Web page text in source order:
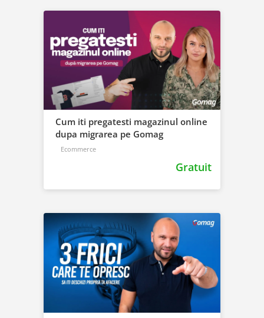
Cum iti pregatesti magazinul online
dupa migrarea pe Gomag
Ecommerce
Gratuit